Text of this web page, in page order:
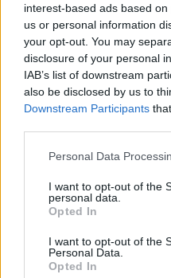
interest-based ads based
us or personal information
your opt-out. You may
disclosure of your personal
IAB’s list of downstream
also be disclosed by us to
Downstream Participants
Please note that this
not limited to your visit or
grant or deny consent to
use your data for below
consent section.
Personal Data
I want to opt-out of the
personal data.
Opted In
I want to opt-out of the
Personal Data.
Opted In
Wolff: Ezek a
Teletabik!
Nemcsak a pórul járt Oscar
manővere, és az egész
elfogadhatatlannak nevezte,
hülyesége” miatt elbukta a
körben is vihart kavartak a
nem működött a rendszer,
jelzi nekik, a Mercedes
ezt, sem a versenymérnökök
magának az F1.
„Az, hogy a zászlós rendszer
végén lévő autók védekezni
elfogadhatatlan” –
versenymérnököktől is,